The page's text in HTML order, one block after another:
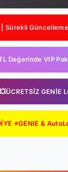
Sürekli Güncelleme
VIP
GENİE
⭐GENIE &